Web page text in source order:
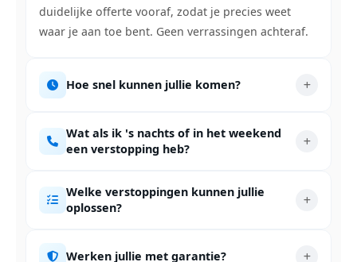
duidelijke offerte vooraf, zodat je precies weet
waar je aan toe bent. Geen verrassingen achteraf.
Hoe snel kunnen jullie komen?
Wat als ik 's nachts of in het weekend
een verstopping heb?
Welke verstoppingen kunnen jullie
oplossen?
Werken jullie met garantie?